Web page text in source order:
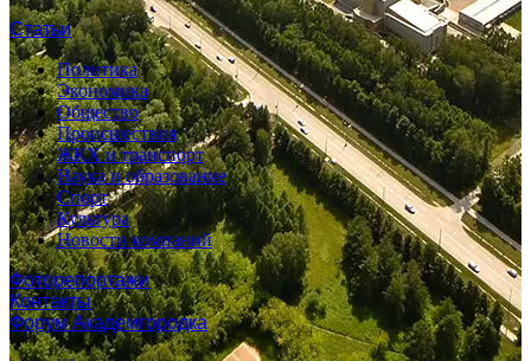
Статьи
Политика
Экономика
Общество
Происшествия
ЖКХ и транспорт
Наука и образование
Спорт
Культура
Новости компаний
Фоторепортажи
Контакты
Форум Академгородка